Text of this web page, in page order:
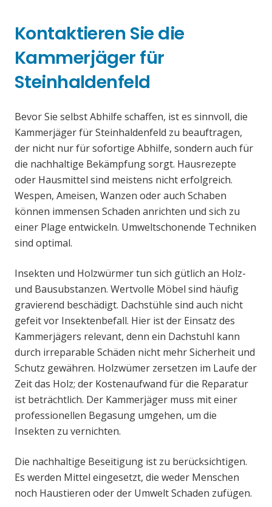
Kontaktieren Sie die
Kammerjäger für
Steinhaldenfeld
Bevor Sie selbst Abhilfe schaffen, ist es sinnvoll, die
Kammerjäger für Steinhaldenfeld zu beauftragen,
der nicht nur für sofortige Abhilfe, sondern auch für
die nachhaltige Bekämpfung sorgt. Hausrezepte
oder Hausmittel sind meistens nicht erfolgreich.
Wespen, Ameisen, Wanzen oder auch Schaben
können immensen Schaden anrichten und sich zu
einer Plage entwickeln. Umweltschonende Techniken
sind optimal.
Insekten und Holzwürmer tun sich gütlich an Holz-
und Bausubstanzen. Wertvolle Möbel sind häufig
gravierend beschädigt. Dachstühle sind auch nicht
gefeit vor Insektenbefall. Hier ist der Einsatz des
Kammerjägers relevant, denn ein Dachstuhl kann
durch irreparable Schäden nicht mehr Sicherheit und
Schutz gewähren. Holzwümer zersetzen im Laufe der
Zeit das Holz; der Kostenaufwand für die Reparatur
ist beträchtlich. Der Kammerjäger muss mit einer
professionellen Begasung umgehen, um die
Insekten zu vernichten.
Die nachhaltige Beseitigung ist zu berücksichtigen.
Es werden Mittel eingesetzt, die weder Menschen
noch Haustieren oder der Umwelt Schaden zufügen.